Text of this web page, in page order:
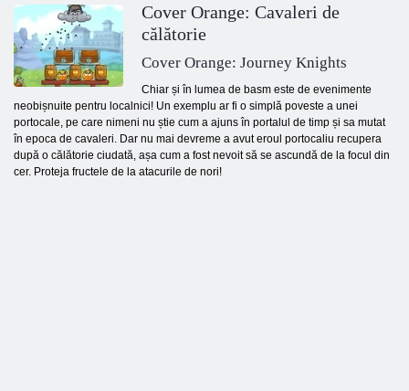
Cover Orange: Cavaleri de
călătorie
Cover Orange: Journey Knights
Chiar și în lumea de basm este de evenimente
neobișnuite pentru localnici! Un exemplu ar fi o simplă poveste a unei
portocale, pe care nimeni nu știe cum a ajuns în portalul de timp și sa mutat
în epoca de cavaleri. Dar nu mai devreme a avut eroul portocaliu recupera
după o călătorie ciudată, așa cum a fost nevoit să se ascundă de la focul din
cer. Proteja fructele de la atacurile de nori!